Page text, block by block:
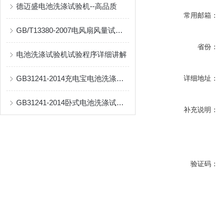
德迈盛电池洗涤试验机--高品质
GB/T13380-2007电风扇风量试验室
电池洗涤试验机试验程序详细讲解
GB31241-2014充电宝电池洗涤试验机
GB31241-2014卧式电池洗涤试验机
常用邮箱：
省份：
详细地址：
补充说明：
验证码：